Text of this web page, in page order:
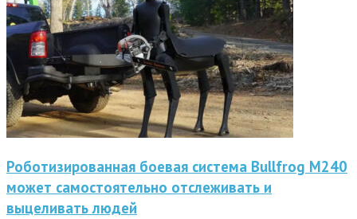
Роботизированная боевая система Bullfrog M240
может самостоятельно отслеживать и
выцеливать людей